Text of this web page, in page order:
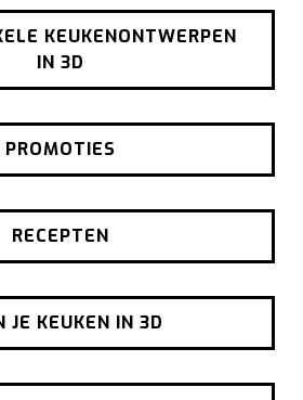
KEUKENONTWERPEN
IN 3D
PROMOTIES
RECEPTEN
JE KEUKEN IN 3D